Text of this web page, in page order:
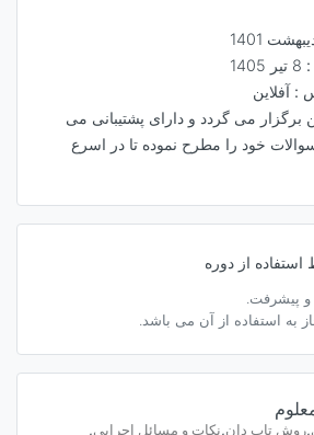
8 تیر 1405
: آفلاین
برگزار می گردد و دارای پشتیبانی می
خود را مطرح نموده تا در اسرع
استفاده از دوره
و پیشرفت.
به استفاده از آن می باشد.
,روش تاپ دان,نکات و مسائل اجرایی,